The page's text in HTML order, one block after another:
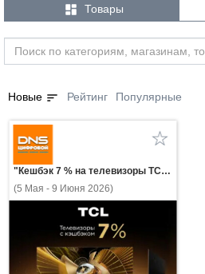
 Товары
Новые sort Рейтинг Популярные
"Кешбэк 7 % на телевизоры TCL!"
(5 Мая - 9 Июня 2026)